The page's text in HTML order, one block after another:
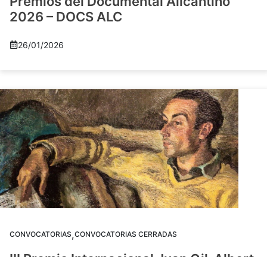
2026 – DOCS ALC
26/01/2026
CONVOCATORIAS,CONVOCATORIAS CERRADAS